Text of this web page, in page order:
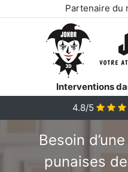
Partenaire du
Interventions
4.8/5
Besoin
punaises